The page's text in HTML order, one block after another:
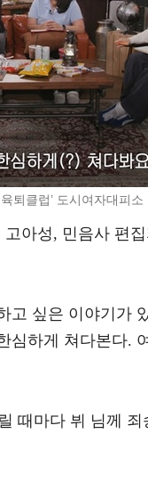
퇴클럽’ 도시여자대피소
아성, 민음사 편
고 싶은 이야기가
심하게 쳐다본다.
때마다 뷔 님께 죄